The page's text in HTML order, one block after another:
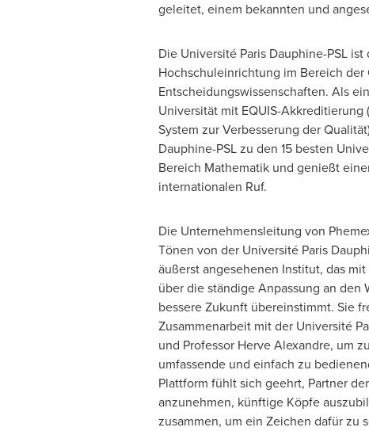
geleitet, einem bekannten und
Die Université Paris Dauphine-PSL
Hochschuleinrichtung im Bereich der
Entscheidungswissenschaften. Als
Universität mit EQUIS-Akkreditierung
System zur Verbesserung der
Dauphine-PSL zu den 15 besten
Bereich Mathematik und genießt
internationalen Ruf.
Die Unternehmensleitung von
Tönen von der Université Paris
äußerst angesehenen Institut, das
über die ständige Anpassung an den
bessere Zukunft übereinstimmt. Sie
Zusammenarbeit mit der Université
und Professor Herve Alexandre, um
umfassende und einfach zu
Plattform fühlt sich geehrt, Partner
anzunehmen, künftige Köpfe
zusammen, um ein Zeichen dafür zu